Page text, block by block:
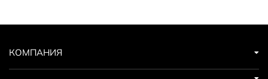
Совет: Благодаря низкому содержанию липидов
компоненты Инозитол, экстракт алоэ вера, экстракт
КОМПАНИЯ